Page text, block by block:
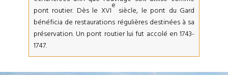
pont routier. Dès le XVI
e
siècle, le pont du Gard
bénéficia de restaurations régulières destinées à sa
préservation. Un pont routier lui fut accolé en 1743-
1747.